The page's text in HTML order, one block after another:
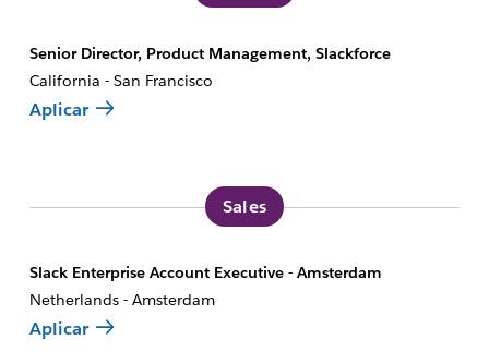
Senior Director, Product Management, Slackforce
California - San Francisco
Aplicar
Sales
Slack Enterprise Account Executive - Amsterdam
Netherlands - Amsterdam
Aplicar